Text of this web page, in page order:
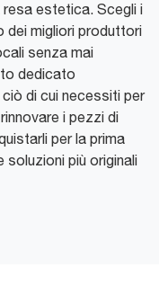
estetica. Scegli i
dei migliori produttori
senza mai
dedicato
di cui necessiti per
i pezzi di
per la prima
soluzioni più originali